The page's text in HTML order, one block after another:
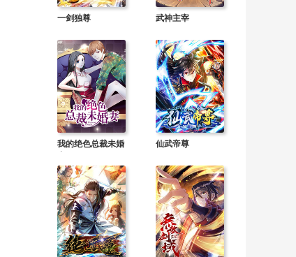
一剑独尊 武神主宰
我的绝色总裁未婚
仙武帝尊